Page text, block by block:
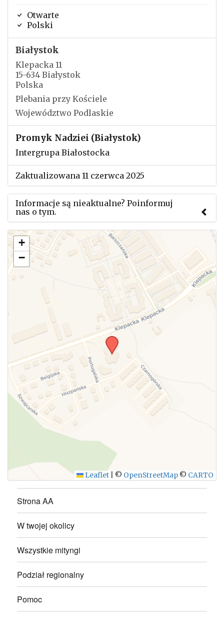
Otwarte
Polski
Białystok
Klepacka 11
15-634 Białystok
Polska
Plebania przy Kościele
Województwo Podlaskie
Promyk Nadziei (Białystok)
Intergrupa Białostocka
Zaktualizowana 11 czerwca 2025
Informacje są nieaktualne? Poinformuj
nas o tym.
Użyj tego formularza aby przesłać informację o
zmianach w powyższym mityngu.
+
−
Leaflet © OpenStreetMap © CARTO
Strona AA
W twojej okolicy
Wszystkie mityngi
Podział regionalny
Pomoc